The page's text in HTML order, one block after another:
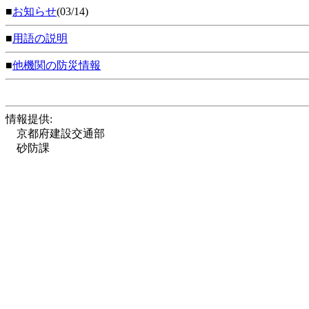
■お知らせ(03/14)
■用語の説明
■他機関の防災情報
情報提供:
京都府建設交通部
砂防課